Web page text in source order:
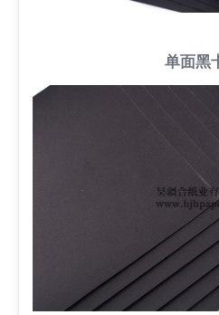
单面黑